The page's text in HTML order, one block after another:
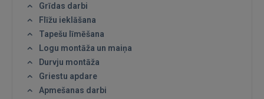
Ienākt
Grīdas darbi
Flīžu ieklāšana
Tapešu līmēšana
Logu montāža un maiņa
Durvju montāža
Griestu apdare
Apmešanas darbi